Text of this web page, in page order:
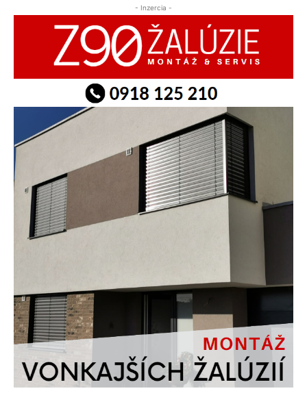
- Inzercia -